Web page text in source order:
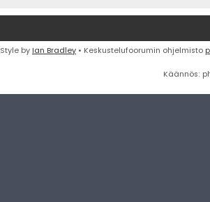
by Ian Bradley • Keskustelufoorumin ohjelmisto
Käännös: